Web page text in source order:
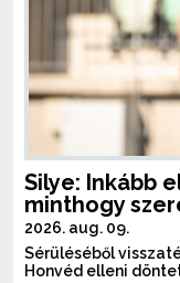
Silye: Inkább
minthogy
2026. aug. 09.
Sérüléséből
Honvéd elleni